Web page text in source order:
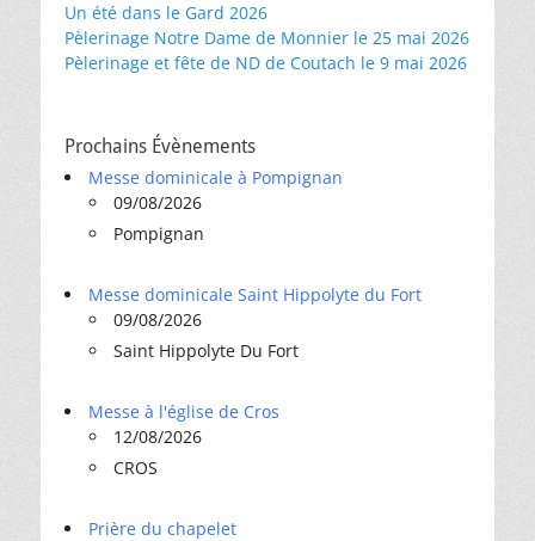
Un été dans le Gard 2026
Pèlerinage Notre Dame de Monnier le 25 mai 2026
Pèlerinage et fête de ND de Coutach le 9 mai 2026
Prochains Évènements
Messe dominicale à Pompignan
09/08/2026
Pompignan
Messe dominicale Saint Hippolyte du Fort
09/08/2026
Saint Hippolyte Du Fort
Messe à l'église de Cros
12/08/2026
CROS
Prière du chapelet